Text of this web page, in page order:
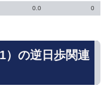
0.0 0
）の逆日歩関連